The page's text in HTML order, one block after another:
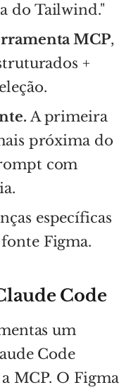
do Tailwind."
MCP,
+
A primeira
próxima do
com
específicas
Figma.
Code
um
Code
MCP. O Figma